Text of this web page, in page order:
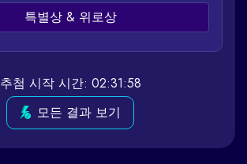
특별상 & 위로상
추첨 시작 시간: 02:31:58
모든 결과 보기